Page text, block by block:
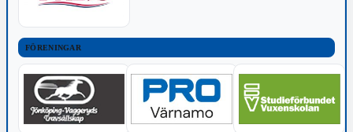
FÖRENINGAR